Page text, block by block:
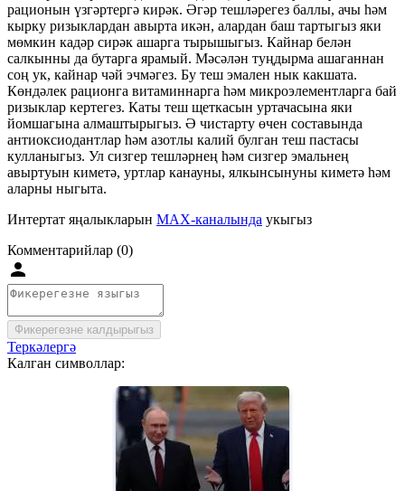
рационын үзгәртергә кирәк. Әгәр тешләрегез баллы, ачы һәм
кырку ризыклардан авырта икән, алардан баш тартыгыз яки
мөмкин кадәр сирәк ашарга тырышыгыз. Кайнар белән
салкынны да бутарга ярамый. Мәсәлән туңдырма ашаганнан
соң ук, кайнар чәй эчмәгез. Бу теш эмален нык какшата.
Көндәлек рационга витаминнарга һәм микроэлементларга бай
ризыклар кертегез. Каты теш щеткасын уртачасына яки
йомшагына алмаштырыгыз. Ә чистарту өчен составында
антиоксиодантлар һәм азотлы калий булган теш пастасы
кулланыгыз. Ул сизгер тешләрнең һәм сизгер эмальнең
авыртуын киметә, уртлар канауны, ялкынсынуны киметә һәм
аларны ныгыта.
Интертат яңалыкларын MAX-каналында укыгыз
Комментарийлар (0)
Фикерегезне калдырыгыз
Теркәлергә
Калган символлар: